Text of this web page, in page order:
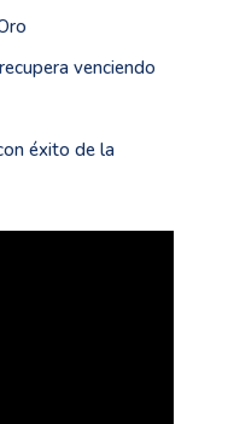
venciendo
éxito de la